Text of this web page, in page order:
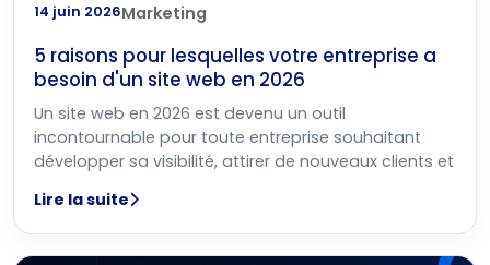
14 juin 2026Marketing
5 raisons pour lesquelles votre entreprise a
besoin d'un site web en 2026
Un site web en 2026 est devenu un outil
incontournable pour toute entreprise souhaitant
développer sa visibilité, attirer de nouveaux clients et
Lire la suite